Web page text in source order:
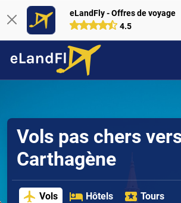
eLandFly - Offres de voyage
4.5
Vols pas chers
Carthagène
Vols Hôtels Tours